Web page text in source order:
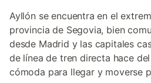
Ayllón se encuentra en el
provincia de Segovia, bien
desde Madrid y las capitales
de línea de tren directa hace
cómoda para llegar y moverse